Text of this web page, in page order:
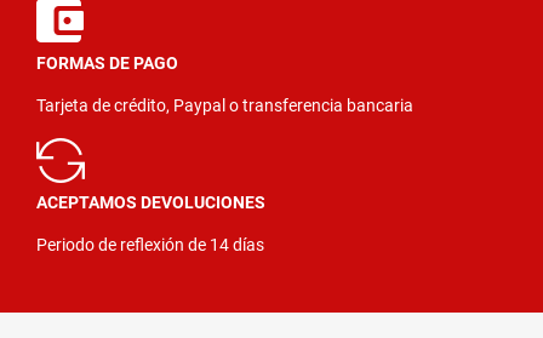
FORMAS DE PAGO
Tarjeta de crédito, Paypal o transferencia bancaria
ACEPTAMOS DEVOLUCIONES
Periodo de reflexión de 14 días